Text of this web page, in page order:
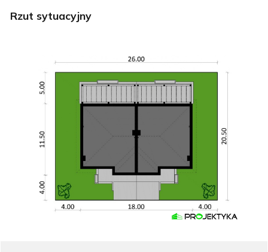
Rzut sytuacyjny